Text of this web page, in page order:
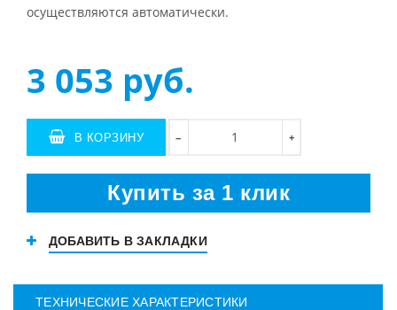
осуществляются автоматически.
3 053 руб.
− +
В КОРЗИНУ
Купить за 1 клик
ДОБАВИТЬ В ЗАКЛАДКИ
ТЕХНИЧЕСКИЕ ХАРАКТЕРИСТИКИ